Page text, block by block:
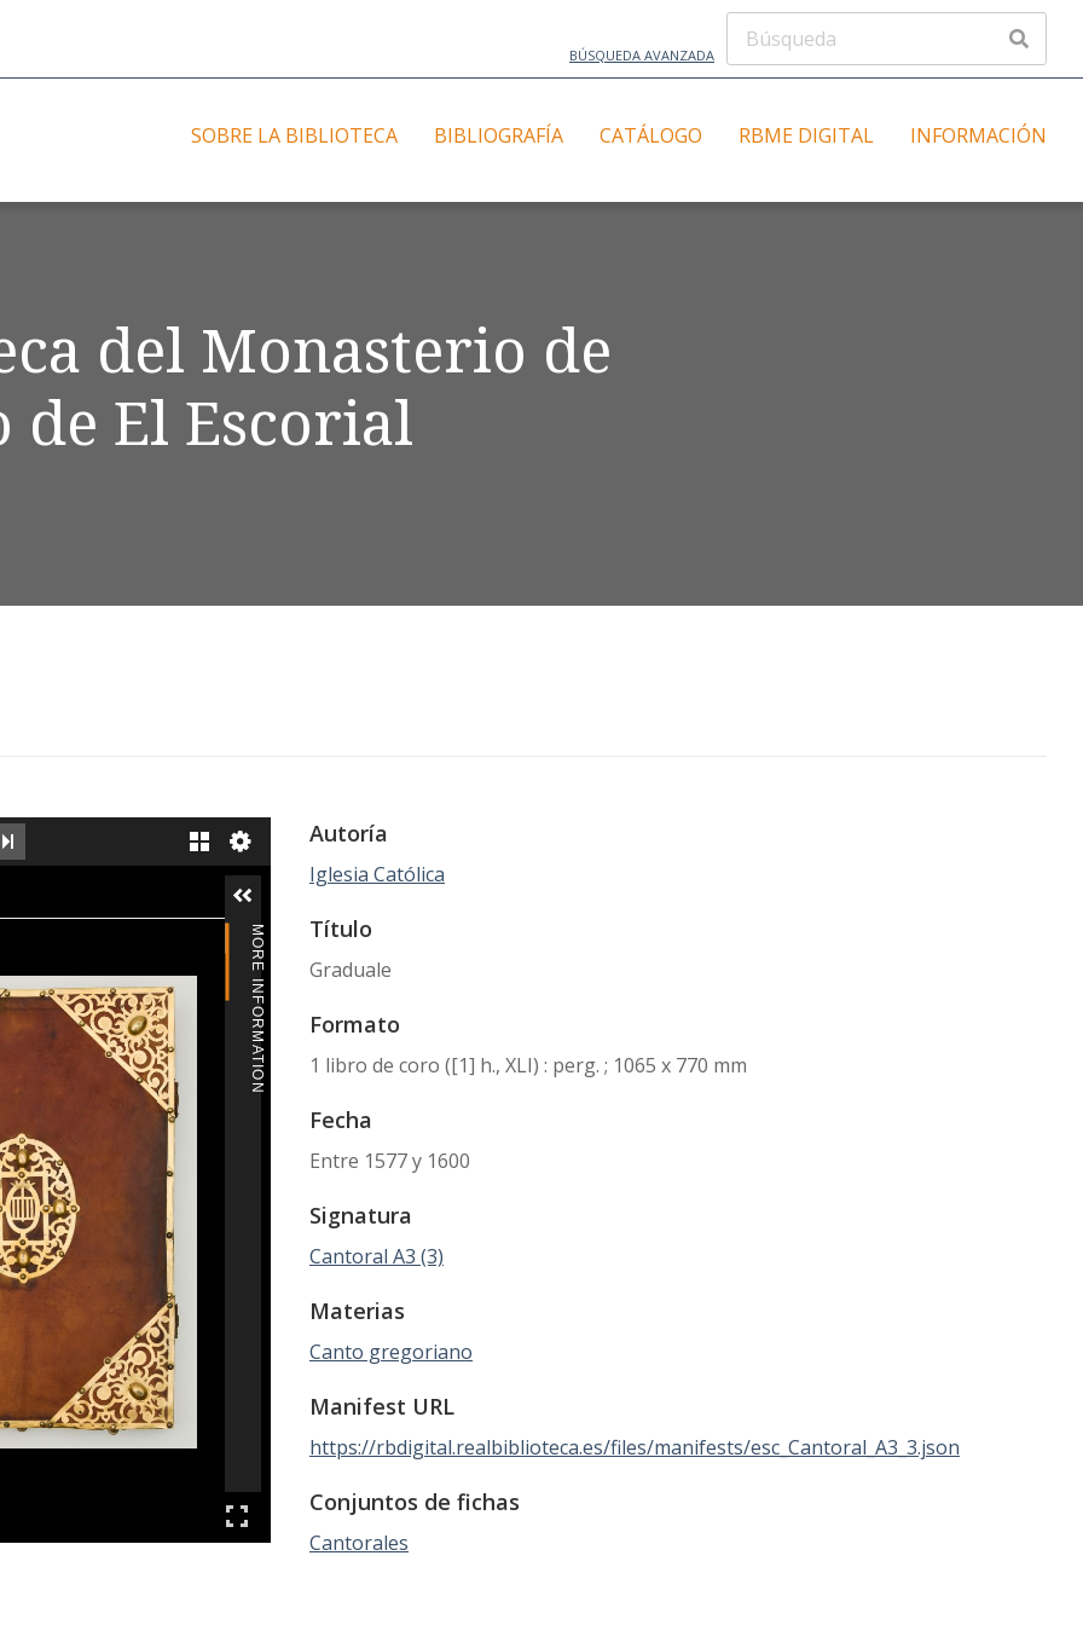
BÚSQUEDA AVANZADA
SOBRE LA BIBLIOTECA BIBLIOGRAFÍA CATÁLOGO RBME DIGITAL INFORMACIÓN
del Monasterio de
de El Escorial
IMAGE GALLERY
MORE INFORMATION
Autoría
Iglesia Católica
Título
Graduale
Formato
1 libro de coro ([1] h., XLI) : perg. ; 1065 x 770 mm
Fecha
Entre 1577 y 1600
Signatura
Cantoral A3 (3)
Materias
Canto gregoriano
Manifest URL
https://rbdigital.realbiblioteca.es/files/manifests/esc_Cantoral_A3_3.json
Conjuntos de fichas
Cantorales